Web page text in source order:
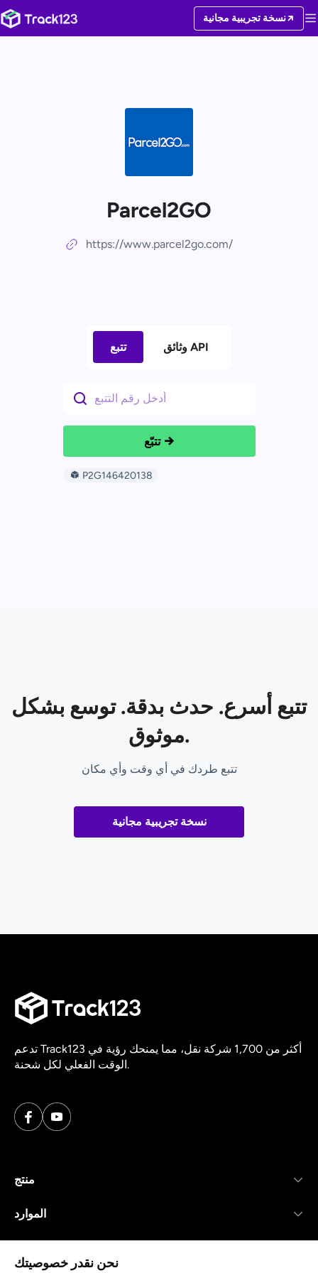
نسخة تجريبية مجانية
Parcel2GO
https://www.parcel2go.com/
تتبع وثائق API
تتبّع
P2G146420138
تتبع أسرع. حدث بدقة. توسع بشكل
موثوق.
تتبع طردك في أي وقت وأي مكان
نسخة تجريبية مجانية
تدعم Track123 أكثر من 1,700 شركة نقل، مما يمنحك رؤية في
الوقت الفعلي لكل شحنة.
منتج
الموارد
نحن نقدر خصوصيتك